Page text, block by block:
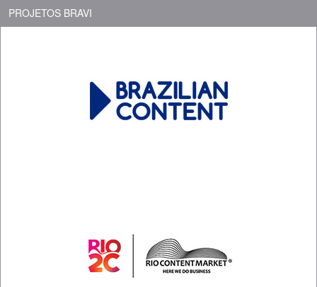
PROJETOS BRAVI